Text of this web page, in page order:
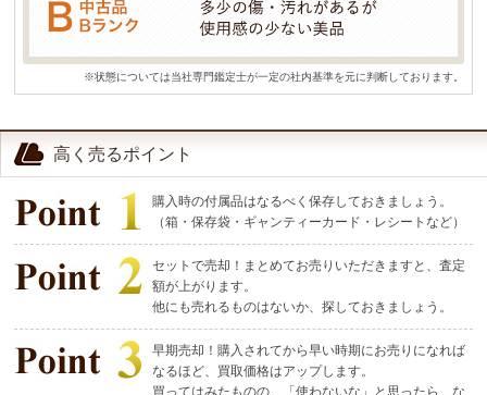
※状態については当社専門鑑定士が一定の社内基準を元に判断しております。
高く売るポイント
購入時の付属品はなるべく保存しておきましょう。
（箱・保存袋・ギャンティーカード・レシートなど）
セットで売却！まとめてお売りいただきますと、査定
額が上がります。
他にも売れるものはないか、探しておきましょう。
早期売却！購入されてから早い時期にお売りになれば
なるほど、買取価格はアップします。
買ってはみたものの、「使わないな」と思ったら、な